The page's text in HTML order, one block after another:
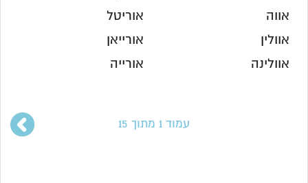
אווה
אוולין
אוולינה
אוריטל
אורייאן
אורייה
עמוד 1 מתוך 15